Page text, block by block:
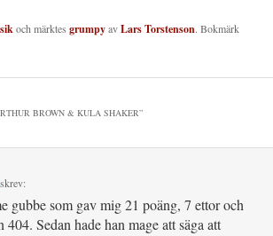
och märktes grumpyavLars Torstenson. Bokmärk
BROWN & KULA SHAKER”
skrev:
gubbe som gav mig 21 poäng, 7 ettor och
Sedan hade han mage att säga att